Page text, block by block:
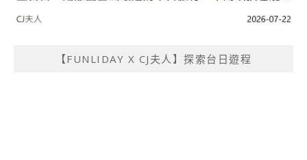
【FUNLIDAY X CJ夫人】探索台日遊程